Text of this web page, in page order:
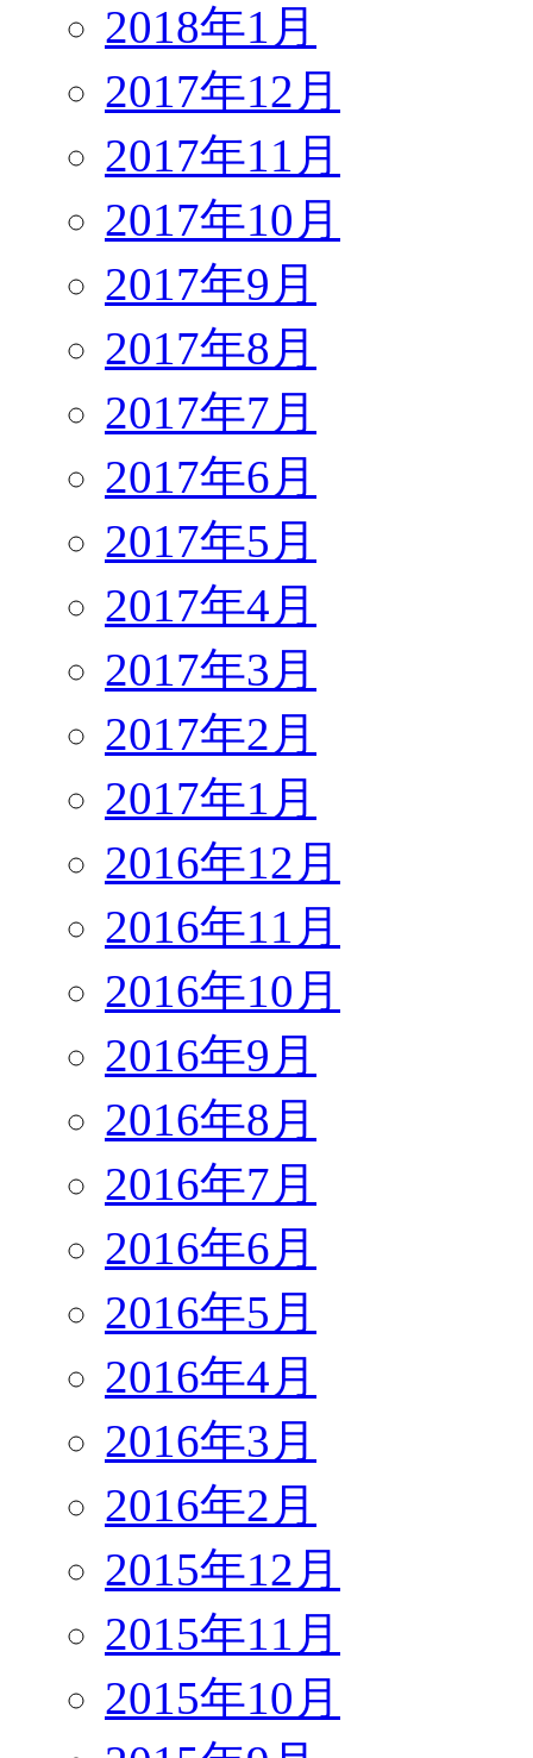
2018年1月
2017年12月
2017年11月
2017年10月
2017年9月
2017年8月
2017年7月
2017年6月
2017年5月
2017年4月
2017年3月
2017年2月
2017年1月
2016年12月
2016年11月
2016年10月
2016年9月
2016年8月
2016年7月
2016年6月
2016年5月
2016年4月
2016年3月
2016年2月
2015年12月
2015年11月
2015年10月